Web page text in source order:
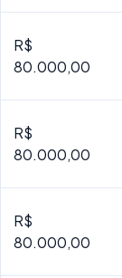
R$
80.000,00
R$
80.000,00
R$
80.000,00